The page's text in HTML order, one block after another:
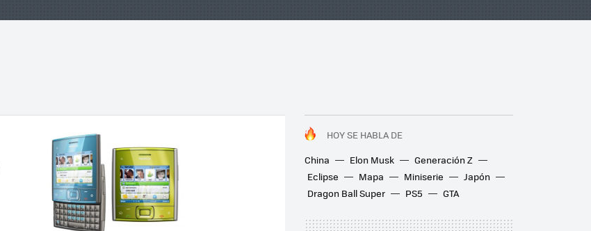
HOY SE HABLA DE
China
Elon Musk
Generación Z
Eclipse
Mapa Miniserie
Japón
Dragon Ball Super
PS5 GTA